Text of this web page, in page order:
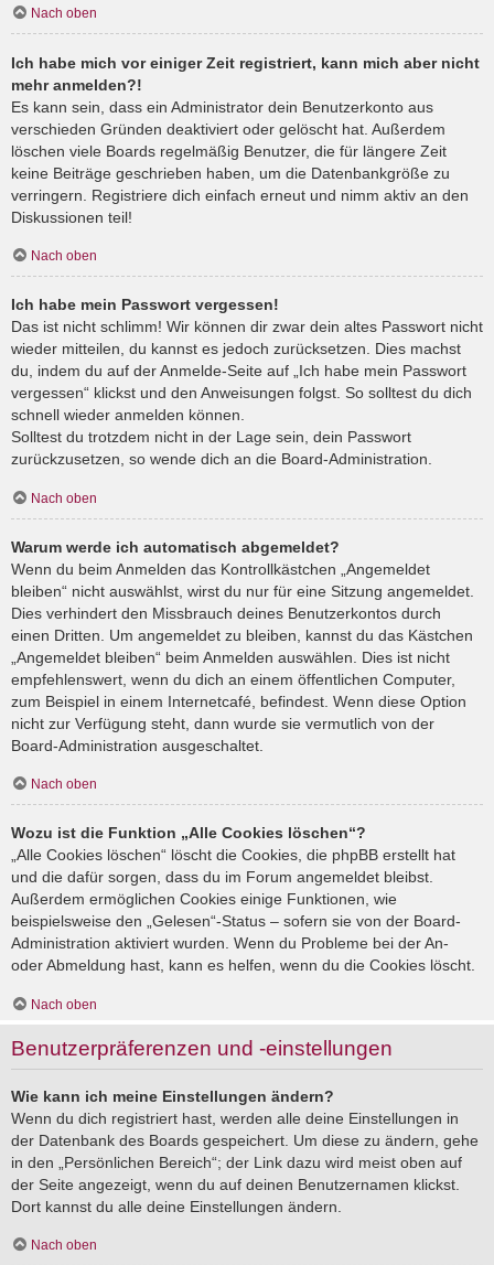
Nach oben
Ich habe mich vor einiger Zeit registriert, kann mich aber nicht
mehr anmelden?!
Es kann sein, dass ein Administrator dein Benutzerkonto aus
verschieden Gründen deaktiviert oder gelöscht hat. Außerdem
löschen viele Boards regelmäßig Benutzer, die für längere Zeit
keine Beiträge geschrieben haben, um die Datenbankgröße zu
verringern. Registriere dich einfach erneut und nimm aktiv an den
Diskussionen teil!
Nach oben
Ich habe mein Passwort vergessen!
Das ist nicht schlimm! Wir können dir zwar dein altes Passwort nicht
wieder mitteilen, du kannst es jedoch zurücksetzen. Dies machst
du, indem du auf der Anmelde-Seite auf „Ich habe mein Passwort
vergessen“ klickst und den Anweisungen folgst. So solltest du dich
schnell wieder anmelden können.
Solltest du trotzdem nicht in der Lage sein, dein Passwort
zurückzusetzen, so wende dich an die Board-Administration.
Nach oben
Warum werde ich automatisch abgemeldet?
Wenn du beim Anmelden das Kontrollkästchen „Angemeldet
bleiben“ nicht auswählst, wirst du nur für eine Sitzung angemeldet.
Dies verhindert den Missbrauch deines Benutzerkontos durch
einen Dritten. Um angemeldet zu bleiben, kannst du das Kästchen
„Angemeldet bleiben“ beim Anmelden auswählen. Dies ist nicht
empfehlenswert, wenn du dich an einem öffentlichen Computer,
zum Beispiel in einem Internetcafé, befindest. Wenn diese Option
nicht zur Verfügung steht, dann wurde sie vermutlich von der
Board-Administration ausgeschaltet.
Nach oben
Wozu ist die Funktion „Alle Cookies löschen“?
„Alle Cookies löschen“ löscht die Cookies, die phpBB erstellt hat
und die dafür sorgen, dass du im Forum angemeldet bleibst.
Außerdem ermöglichen Cookies einige Funktionen, wie
beispielsweise den „Gelesen“-Status – sofern sie von der Board-
Administration aktiviert wurden. Wenn du Probleme bei der An-
oder Abmeldung hast, kann es helfen, wenn du die Cookies löscht.
Nach oben
Benutzerpräferenzen und -einstellungen
Wie kann ich meine Einstellungen ändern?
Wenn du dich registriert hast, werden alle deine Einstellungen in
der Datenbank des Boards gespeichert. Um diese zu ändern, gehe
in den „Persönlichen Bereich“; der Link dazu wird meist oben auf
der Seite angezeigt, wenn du auf deinen Benutzernamen klickst.
Dort kannst du alle deine Einstellungen ändern.
Nach oben